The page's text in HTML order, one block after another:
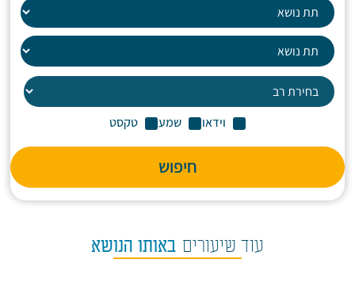
וידאו שמע טקסט
חיפוש
עוד שיעורים באותו הנושא